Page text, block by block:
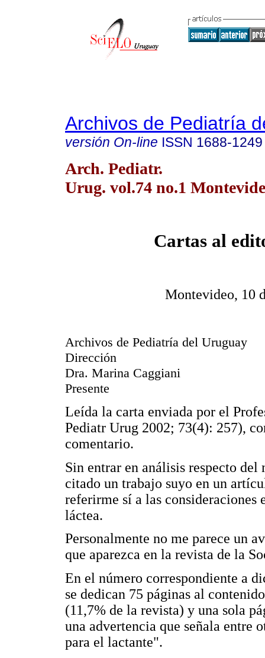
Archivos de Pediatría
versión On-line ISSN 1688-1249
Arch. Pediatr.
Urug. vol.74 no.1
Cartas al
Montevideo, 10
Archivos de Pediatría del Uruguay
Dirección
Dra. Marina Caggiani
Presente
Leída la carta enviada por el
Pediatr Urug 2002; 73(4): 257),
comentario.
Sin entrar en análisis respecto
citado un trabajo suyo en un
referirme sí a las consideraciones
láctea.
Personalmente no me parece un
que aparezca en la revista de la
En el número correspondiente a
se dedican 75 páginas al
(11,7% de la revista) y una sola
una advertencia que señala entre
para el lactante".